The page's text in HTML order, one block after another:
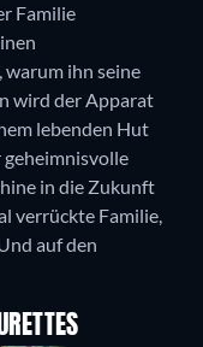
Familie
warum ihn seine
wird der Apparat
lebenden Hut
in die Zukunft
verrückte Familie,
auf den